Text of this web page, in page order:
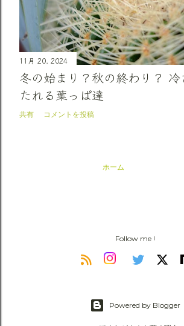
11月 20, 2024
冬の始まり？秋の終わり？ 冷
たれる葉っぱ達
共有 コメントを投稿
ホーム
Follow me !
Powered by Blogger